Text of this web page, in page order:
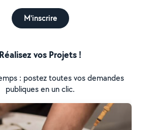
M'inscrire
Réalisez vos Projets !
: postez toutes vos demandes
publiques en un clic.